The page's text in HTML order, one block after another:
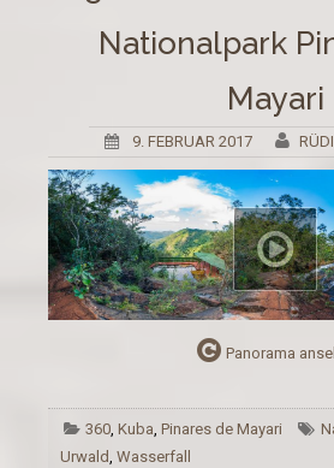
Nationalpark
Mayari
9. FEBRUAR 2017
Panorama
360,Kuba,Pinares de Mayari
Urwald, Wasserfall